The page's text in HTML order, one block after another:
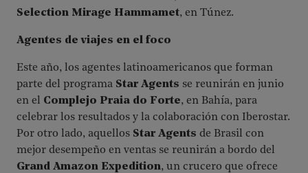
Selection Mirage Hammamet, en Túnez.
Agentes de viajes en el foco
Este año, los agentes latinoamericanos que forman
parte del programa Star Agents se reunirán en junio
en el Complejo Praia do Forte, en Bahía, para
celebrar los resultados y la colaboración con Iberostar.
Por otro lado, aquellos Star Agents de Brasil con
mejor desempeño en ventas se reunirán a bordo del
Grand Amazon Expedition, un crucero que ofrece